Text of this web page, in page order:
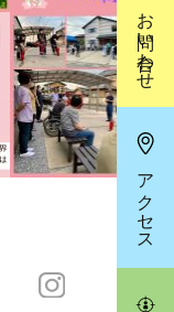
お問い合わせ
アクセス